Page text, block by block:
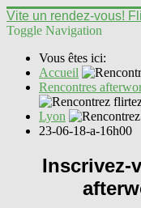
Vite un rendez-vous!
Toggle Navigation
Vous êtes ici:
Accueil
Rencontres
Lyon
23-06-18-a-16h00
Inscrivez-